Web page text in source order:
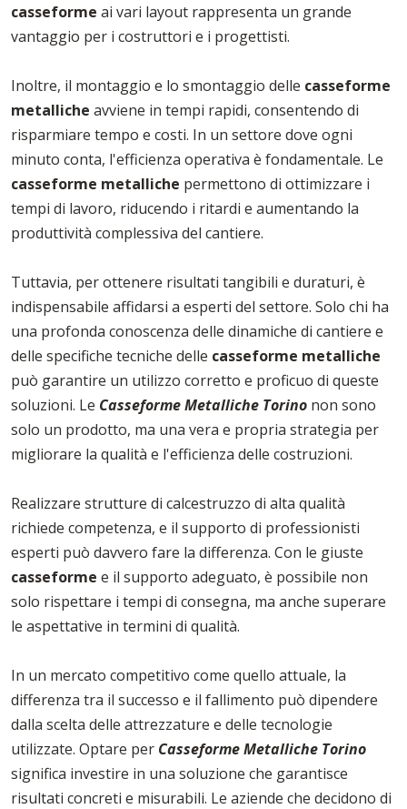
casseforme ai vari layout rappresenta un grande
vantaggio per i costruttori e i progettisti.
Inoltre, il montaggio e lo smontaggio delle casseforme
metalliche avviene in tempi rapidi, consentendo di
risparmiare tempo e costi. In un settore dove ogni
minuto conta, l'efficienza operativa è fondamentale. Le
casseforme metalliche permettono di ottimizzare i
tempi di lavoro, riducendo i ritardi e aumentando la
produttività complessiva del cantiere.
Tuttavia, per ottenere risultati tangibili e duraturi, è
indispensabile affidarsi a esperti del settore. Solo chi ha
una profonda conoscenza delle dinamiche di cantiere e
delle specifiche tecniche delle casseforme metalliche
può garantire un utilizzo corretto e proficuo di queste
soluzioni. Le Casseforme Metalliche Torino non sono
solo un prodotto, ma una vera e propria strategia per
migliorare la qualità e l'efficienza delle costruzioni.
Realizzare strutture di calcestruzzo di alta qualità
richiede competenza, e il supporto di professionisti
esperti può davvero fare la differenza. Con le giuste
casseforme e il supporto adeguato, è possibile non
solo rispettare i tempi di consegna, ma anche superare
le aspettative in termini di qualità.
In un mercato competitivo come quello attuale, la
differenza tra il successo e il fallimento può dipendere
dalla scelta delle attrezzature e delle tecnologie
utilizzate. Optare per Casseforme Metalliche Torino
significa investire in una soluzione che garantisce
risultati concreti e misurabili. Le aziende che decidono di